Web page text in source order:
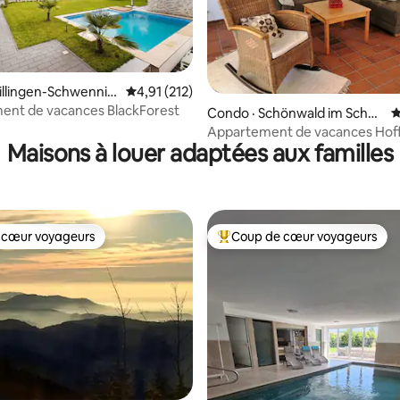
5, 150 commentaires
Schwennin
Note moyenne de 4,91 sur 5, 212
4,91 (212)
de vacances BlackForest
Condo · Schönwald im Schw
arzwald
Appartement de vacances
Maisons à louer adaptées aux familles
cœur voyageurs
voyageurs Coup de cœur voyageurs
Coup de cœur voyageurs